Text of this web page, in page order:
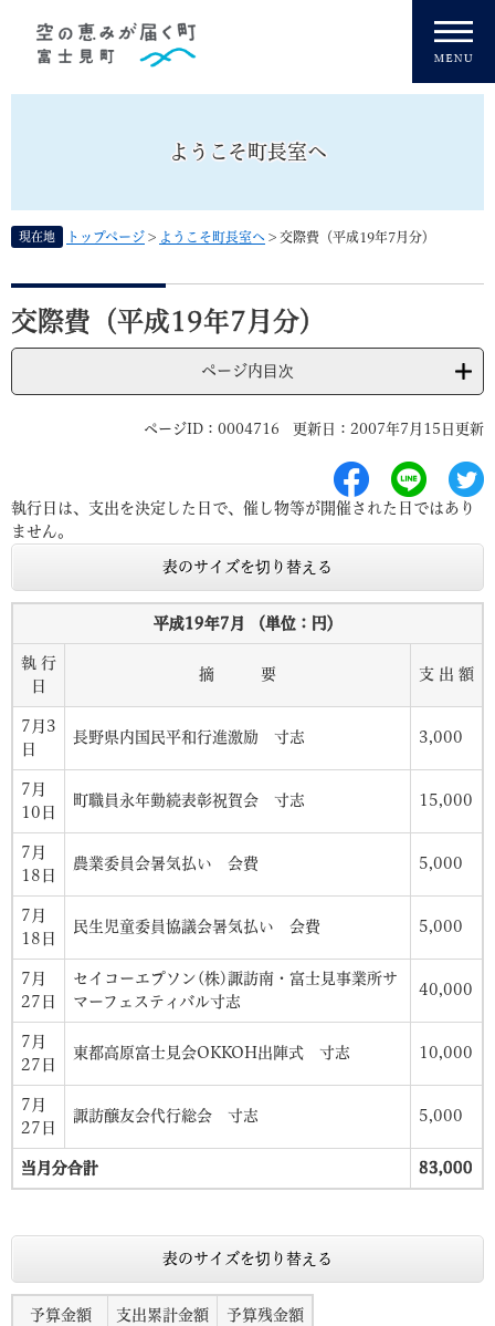
ようこそ町長室へ
現在地 トップページ > ようこそ町長室へ > 交際費（平成19年7月分）
本
文
交際費（平成19年7月分）
ページ内目次
ページID：0004716 更新日：2007年7月15日更新
執行日は、支出を決定した日で、催し物等が開催された日ではあり
ません。
表のサイズを切り替える
平成19年7月 （単位：円）
執 行
日
摘 要 支 出 額
7月3
日
長野県内国民平和行進激励 寸志 3,000
7月
10日
町職員永年勤続表彰祝賀会 寸志 15,000
7月
18日
農業委員会暑気払い 会費 5,000
7月
18日
民生児童委員協議会暑気払い 会費 5,000
7月
27日
セイコーエプソン(株)諏訪南・富士見事業所サ
マーフェスティバル寸志
40,000
7月
27日
東都高原富士見会OKKOH出陣式 寸志 10,000
7月
27日
諏訪醸友会代行総会 寸志 5,000
当月分合計 83,000
表のサイズを切り替える
予算金額 支出累計金額 予算残金額